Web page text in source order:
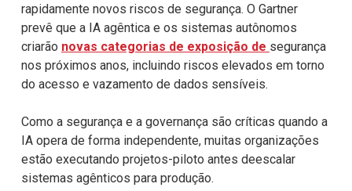
rapidamente novos riscos de segurança. O Gartner
prevê que a IA agêntica e os sistemas autônomos
criarão novas categorias de exposição de segurança
nos próximos anos, incluindo riscos elevados em torno
do acesso e vazamento de dados sensíveis.
Como a segurança e a governança são críticas quando a
IA opera de forma independente, muitas organizações
estão executando projetos-piloto antes deescalar
sistemas agênticos para produção.